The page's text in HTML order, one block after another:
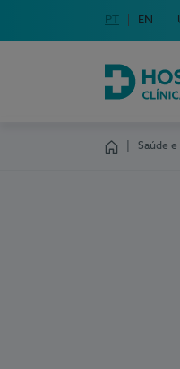
Escolha o seu
Idioma em
PT EN
Hospital
Saúde